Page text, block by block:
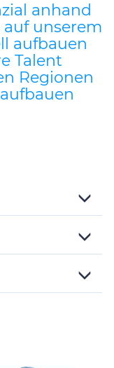
anhand
unserem
aufbauen
Talent
Regionen